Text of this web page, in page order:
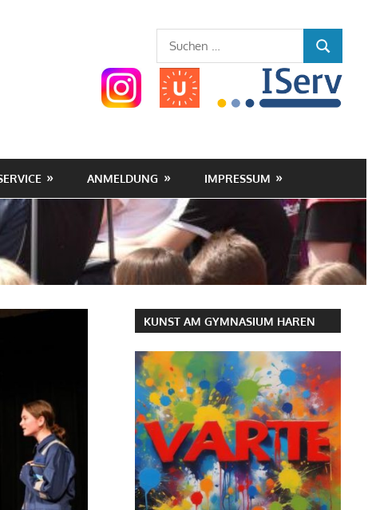
Gymnasium
Haren
(Ems)
Suchen
nach:
SUCHEN
ANMELDUNG IMPRESSUM
KUNST AM GYMNASIUM HAREN